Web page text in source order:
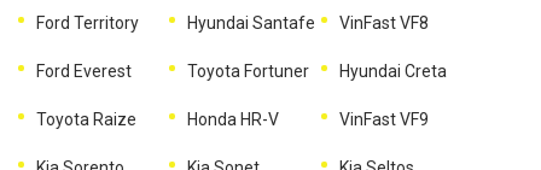
Ford Territory Hyundai Santafe VinFast VF8
Ford Everest Toyota Fortuner Hyundai Creta
Toyota Raize Honda HR-V VinFast VF9